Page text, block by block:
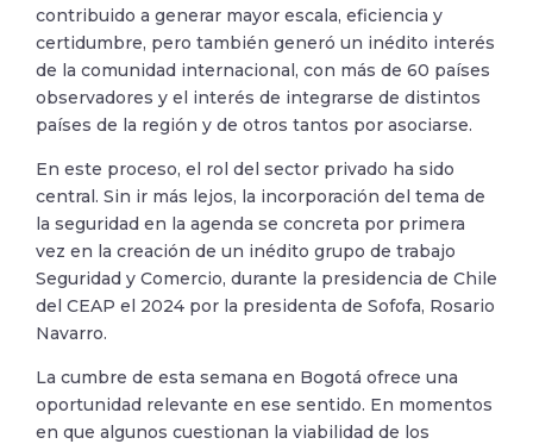
contribuido a generar mayor escala, eficiencia y
certidumbre, pero también generó un inédito interés
de la comunidad internacional, con más de 60 países
observadores y el interés de integrarse de distintos
países de la región y de otros tantos por asociarse.
En este proceso, el rol del sector privado ha sido
central. Sin ir más lejos, la incorporación del tema de
la seguridad en la agenda se concreta por primera
vez en la creación de un inédito grupo de trabajo
Seguridad y Comercio, durante la presidencia de Chile
del CEAP el 2024 por la presidenta de Sofofa, Rosario
Navarro.
La cumbre de esta semana en Bogotá ofrece una
oportunidad relevante en ese sentido. En momentos
en que algunos cuestionan la viabilidad de los